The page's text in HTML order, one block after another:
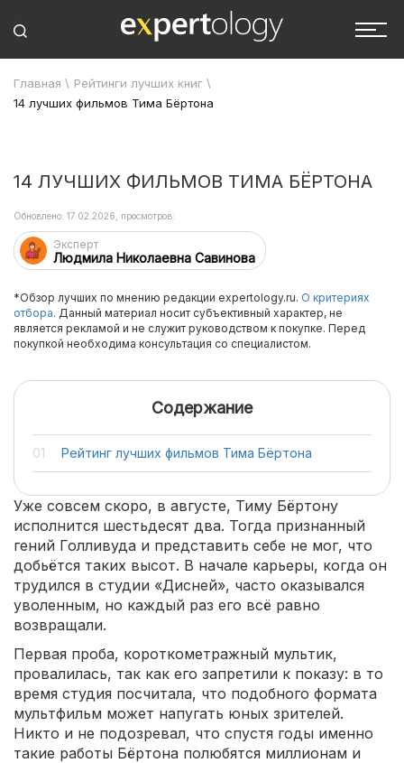
Главная \ Рейтинги лучших книг \
14 лучших фильмов Тима Бёртона
14 ЛУЧШИХ ФИЛЬМОВ ТИМА БЁРТОНА
Эксперт
Людмила Николаевна Савинова
Обновлено: 17.02.2026, просмотров:
*Обзор лучших по мнению редакции expertology.ru. О критериях
отбора. Данный материал носит субъективный характер, не
является рекламой и не служит руководством к покупке. Перед
покупкой необходима консультация со специалистом.
Содержание
Рейтинг лучших фильмов Тима Бёртона
Уже совсем скоро, в августе, Тиму Бёртону
исполнится шестьдесят два. Тогда признанный
гений Голливуда и представить себе не мог, что
добьётся таких высот. В начале карьеры, когда он
трудился в студии «Дисней», часто оказывался
уволенным, но каждый раз его всё равно
возвращали.
Первая проба, короткометражный мультик,
провалилась, так как его запретили к показу: в то
время студия посчитала, что подобного формата
мультфильм может напугать юных зрителей.
Никто и не подозревал, что спустя годы именно
такие работы Бёртона полюбятся миллионам и